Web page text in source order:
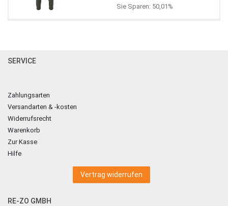
Sie Sparen: 50,01%
SERVICE
Zahlungsarten
Versandarten & -kosten
Widerrufsrecht
Warenkorb
Zur Kasse
Hilfe
Vertrag widerrufen
RE-ZO GMBH